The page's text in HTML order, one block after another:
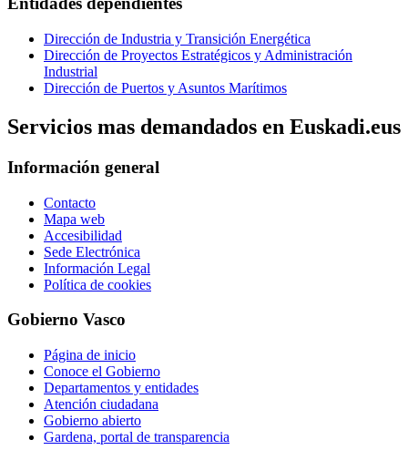
Dirección de Industria y Transición Energética
Dirección de Proyectos Estratégicos y Administración
Industrial
Dirección de Puertos y Asuntos Marítimos
Servicios mas demandados en Euskadi.eus
Información general
Contacto
Mapa web
Accesibilidad
Sede Electrónica
Información Legal
Política de cookies
Gobierno Vasco
Página de inicio
Conoce el Gobierno
Departamentos y entidades
Atención ciudadana
Gobierno abierto
Gardena, portal de transparencia